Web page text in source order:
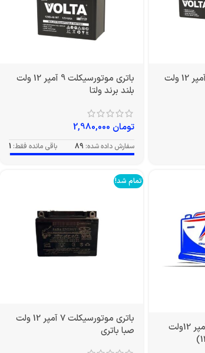
باتری موتورسیکلت 7 آمپر 12 ولت
باتری موتورسیکلت 9 آمپر 12 ولت
بلند برند ولتا
تومان
سفارش داده شده: 89 باقی مانده فقط: 1
باتری موتورسیکلت 5آمپر 12ولت
تمام شد!
باتری موتورسیکلت 7 آمپر 12 ولت
صبا باتری